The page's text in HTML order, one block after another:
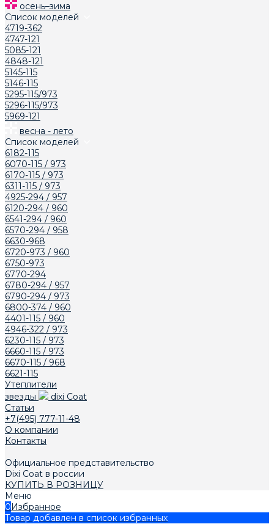
осень–зима
Список моделей
4719-362
4747-121
5085-121
4848-121
5145-115
5146-115
5295-115/973
5296-115/973
5969-121
весна - лето
Список моделей
6182-115
6070-115 / 973
6170-115 / 973
6311-115 / 973
4925-294 / 957
6120-294 / 960
6541-294 / 960
6570-294 / 958
6630-968
6720-973 / 960
6750-973
6770-294
6780-294 / 957
6790-294 / 973
6800-374 / 960
4401-115 / 960
4946-322 / 973
6230-115 / 973
6660-115 / 973
6670-115 / 968
6621-115
Утеплители
звезды
dixi Coat
Статьи
+7(495) 777-11-48
О компании
Контакты
Официальное представительство
Dixi Сoat в россии
КУПИТЬ В РОЗНИЦУ
Меню
0 Избранное
Товар добавлен в список избранных